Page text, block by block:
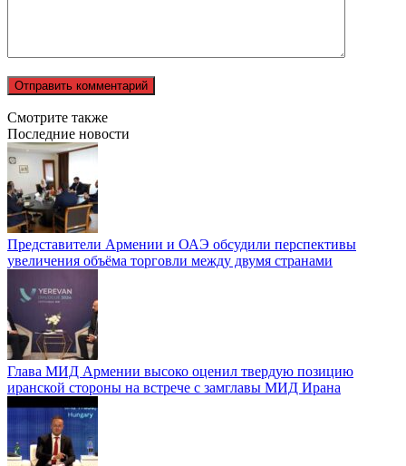
Смотрите также
Последние новости
Представители Армении и ОАЭ обсудили перспективы
увеличения объёма торговли между двумя странами
Глава МИД Армении высоко оценил твердую позицию
иранской стороны на встрече с замглавы МИД Ирана